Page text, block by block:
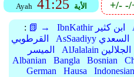
Ayah 41:25 الأية +/--/
: 📗 → IbnKathir ابن كثير
القرطوبي
AsSaadiyy السعدي
الميسر
AlJalalain الجلالين
Albanian
Bangla Bosnian
German
Hausa Indonesian